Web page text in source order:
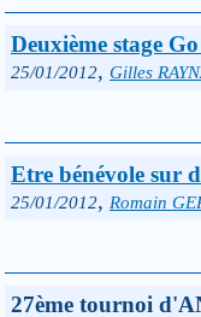
Deuxième stage
25/01/2012, Gilles
Etre bénévole sur
25/01/2012, Romain
27ème tournoi